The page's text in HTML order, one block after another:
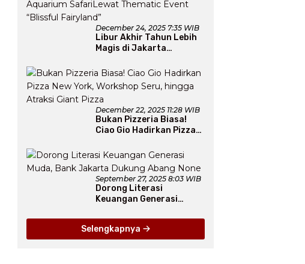
December 24, 2025 7:35 WIB
Libur Akhir Tahun Lebih
Magis di Jakarta
Thematic Event “Blissful
Fairyland”
December 22, 2025 11:28 WIB
Bukan Pizzeria Biasa!
Ciao Gio Hadirkan Pizza
Seru, hingga Atraksi
Giant Pizza
September 27, 2025 8:03 WIB
Dorong Literasi
Keuangan Generasi
Dukung Abang None
Selengkapnya